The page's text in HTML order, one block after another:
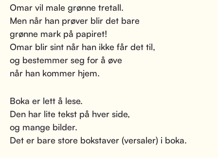
Omar vil male grønne tretall.
Men når han prøver blir det bare
grønne mark på papiret!
Omar blir sint når han ikke får det til,
og bestemmer seg for å øve
når han kommer hjem.
Boka er lett å lese.
Den har lite tekst på hver side,
og mange bilder.
Det er bare store bokstaver (versaler) i boka.